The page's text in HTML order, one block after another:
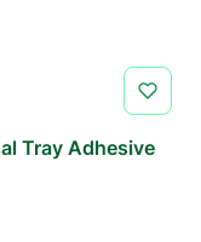
Tray Adhesive